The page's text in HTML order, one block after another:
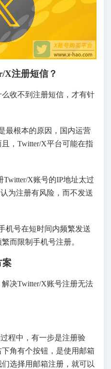
X注册短信？
收不到注册短信，才有针
最根本的原因，国内运营
，Twitter/X平台可能在指
Twitter/X账号的IP地址太过
为注册有风险，而不发送
机号在短时间内频繁发送
而限制手机号注册。
案
决Twitter/X账号注册无法
程中，有一步是注册验
角有个按钮，是使用邮箱
选择用邮箱注册，就可以